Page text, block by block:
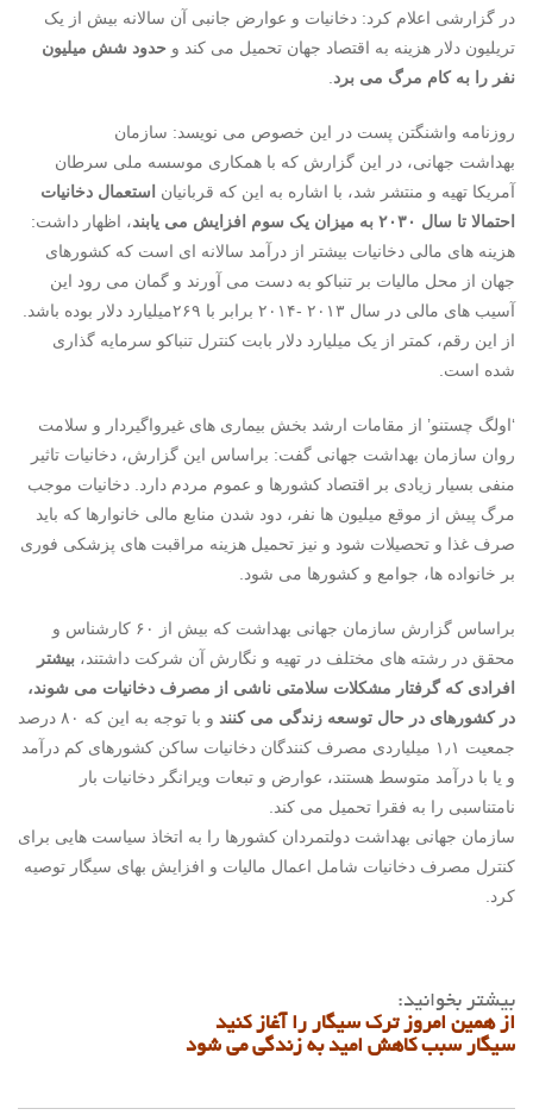
در گزارشی اعلام کرد: دخانیات و عوارض جانبی آن سالانه بیش از یک
تریلیون دلار هزینه به اقتصاد جهان تحمیل می کند و حدود شش میلیون
نفر را به کام مرگ می برد.
روزنامه واشنگتن پست در این خصوص می نویسد: سازمان
بهداشت جهانی، در این گزارش که با همکاری موسسه ملی سرطان
آمریکا تهیه و منتشر شد، با اشاره به این که قربانیان
استعمال دخانیات
احتمالا تا سال ۲۰۳۰ به میزان یک سوم افزایش می یابند
، اظهار داشت:
هزینه های مالی دخانیات بیشتر از درآمد سالانه ای است که کشورهای
جهان از محل مالیات بر تنباکو به دست می آورند و گمان می رود این
آسیب های مالی در سال ۲۰۱۳ -۲۰۱۴ برابر با ۲۶۹میلیارد دلار بوده باشد.
از این رقم، کمتر از یک میلیارد دلار بابت کنترل تنباکو سرمایه گذاری
شده است.
‘اولگ چستنو’ از مقامات ارشد بخش بیماری های غیرواگیردار و سلامت
روان سازمان بهداشت جهانی گفت: براساس این گزارش، دخانیات تاثیر
منفی بسیار زیادی بر اقتصاد کشورها و عموم مردم دارد. دخانیات موجب
مرگ پیش از موقع میلیون ها نفر، دود شدن منابع مالی خانوارها که باید
صرف غذا و تحصیلات شود و نیز تحمیل هزینه مراقبت های پزشکی فوری
بر خانواده ها، جوامع و کشورها می شود.
براساس گزارش سازمان جهانی بهداشت که بیش از ۶۰ کارشناس و
محقق در رشته های مختلف در تهیه و نگارش آن شرکت داشتند، بیشتر
افرادی که گرفتار مشکلات سلامتی ناشی از مصرف دخانیات می شوند،
در کشورهای در حال توسعه زندگی می کنند
و با توجه به این که ۸۰ درصد
جمعیت ۱٫۱ میلیاردی مصرف کنندگان دخانیات ساکن کشورهای کم درآمد
و یا با درآمد متوسط هستند، عوارض و تبعات ویرانگر دخانیات بار
نامتناسبی را به فقرا تحمیل می کند.
سازمان جهانی بهداشت دولتمردان کشورها را به اتخاذ سیاست هایی برای
کنترل مصرف دخانیات شامل اعمال مالیات و افزایش بهای سیگار توصیه
کرد.
بیشتر بخوانید:
از همین امروز ترک سیگار را آغاز کنید
سیگار سبب کاهش امید به زندگی می شود